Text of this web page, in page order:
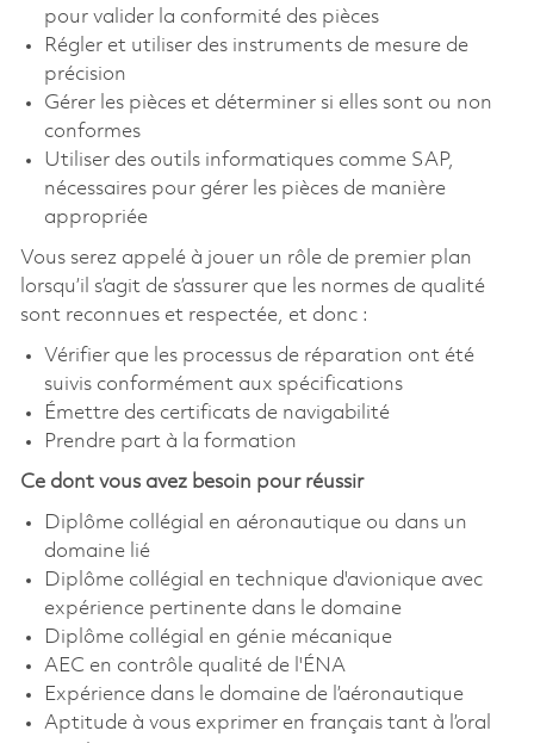
pour valider la conformité des pièces
Régler et utiliser des instruments de mesure de
précision
Gérer les pièces et déterminer si elles sont ou non
conformes
Utiliser des outils informatiques comme SAP,
nécessaires pour gérer les pièces de manière
appropriée
Vous serez appelé à jouer un rôle de premier plan
lorsqu’il s’agit de s’assurer que les normes de qualité
sont reconnues et respectée, et donc :
Vérifier que les processus de réparation ont été
suivis conformément aux spécifications
Émettre des certificats de navigabilité
Prendre part à la formation
Ce dont vous avez besoin pour réussir
Diplôme collégial en aéronautique ou dans un
domaine lié
Diplôme collégial en technique d'avionique avec
expérience pertinente dans le domaine
Diplôme collégial en génie mécanique
AEC en contrôle qualité de l'ÉNA
Expérience dans le domaine de l’aéronautique
Aptitude à vous exprimer en français tant à l’oral